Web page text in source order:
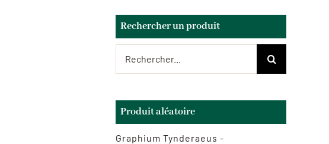
Rechercher un produit
Produit aléatoire
Graphium Tynderaeus -